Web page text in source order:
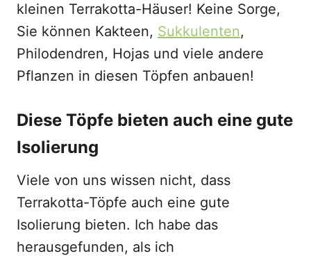
kleinen Terrakotta-Häuser! Keine Sorge,
Sie können Kakteen, Sukkulenten,
Philodendren, Hojas und viele andere
Pflanzen in diesen Töpfen anbauen!
Diese Töpfe bieten auch eine gute
Isolierung
Viele von uns wissen nicht, dass
Terrakotta-Töpfe auch eine gute
Isolierung bieten. Ich habe das
herausgefunden, als ich